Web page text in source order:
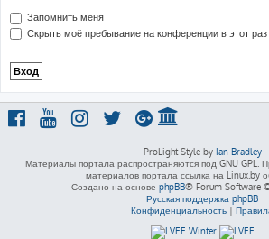
Запомнить меня
Скрыть моё пребывание на конференции в этот раз
ProLight Style by Ian Bradley
Материалы портала распространяются под GNU GPL.
материалов портала ссылка на Linux.by
Создано на основе phpBB® Forum Software
Русская поддержка phpBB
Конфиденциальность |